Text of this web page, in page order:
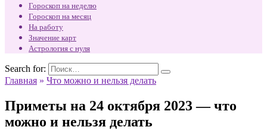
Гороскоп на неделю
Гороскоп на месяц
На работу
Значение карт
Астрология с нуля
Search for:
Главная » Что можно и нельзя делать
Приметы на 24 октября 2023 — что
можно и нельзя делать